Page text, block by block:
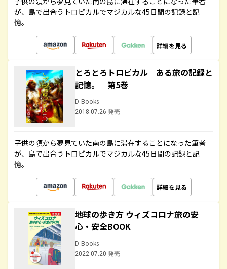
が、島で出合うトロピカルでマジカルな45日間の記録と記
憶。
詳細を見る
とろとろトロピカル ある旅の記録と
記憶。 第5巻
D-Books
2018.07.26 発売
子供の頃から夢見ていた南の島に滞在することになった筆者
が、島で出合うトロピカルでマジカルな45日間の記録と記
憶。
詳細を見る
地球の歩き方 ウィズコロナ旅の安
心・安全BOOK
D-Books
2022.07.20 発売